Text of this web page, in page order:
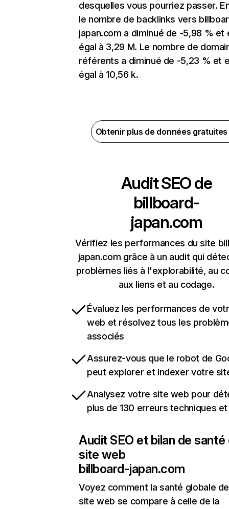
desquelles vous pourriez passer.
le nombre de backlinks vers
japan.com a diminué de -5,98 % et
égal à 3,29 M. Le nombre de
référents a diminué de -5,23 % et
égal à 10,56 k.
Obtenir plus de données
Audit SEO de
billboard-
japan.com
Vérifiez les performances du site
japan.com grâce à un audit qui
problèmes liés à l'explorabilité, au
aux liens et au codage.
Évaluez les performances de
web et résolvez tous les
associés
Assurez-vous que le robot de
peut explorer et indexer votre
Analysez votre site web pour
plus de 130 erreurs techniques et
Audit SEO et bilan de santé
site web
billboard-japan.com
Voyez comment la santé globale
site web se compare à celle de la